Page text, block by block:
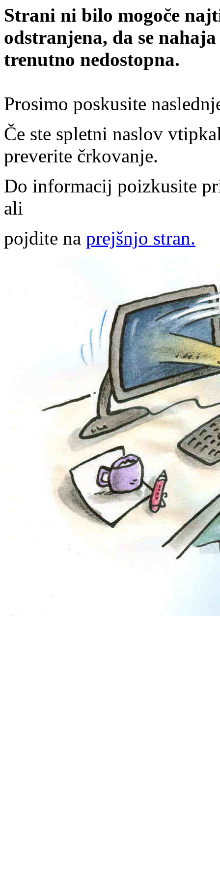
Strani ni bilo mogoče
odstranjena, da se
trenutno nedostopna.
Prosimo poskusite
Če ste spletni naslov
preverite črkovanje.
Do informacij poizkusite
ali
pojdite na prejšnjo stran.